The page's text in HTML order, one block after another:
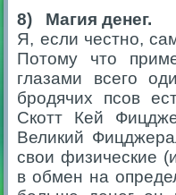
8) Магия денег.
Я, если честно,
Потому что
глазами всего
бродячих псов
Скотт Кей
Великий
свои физические
в обмен на